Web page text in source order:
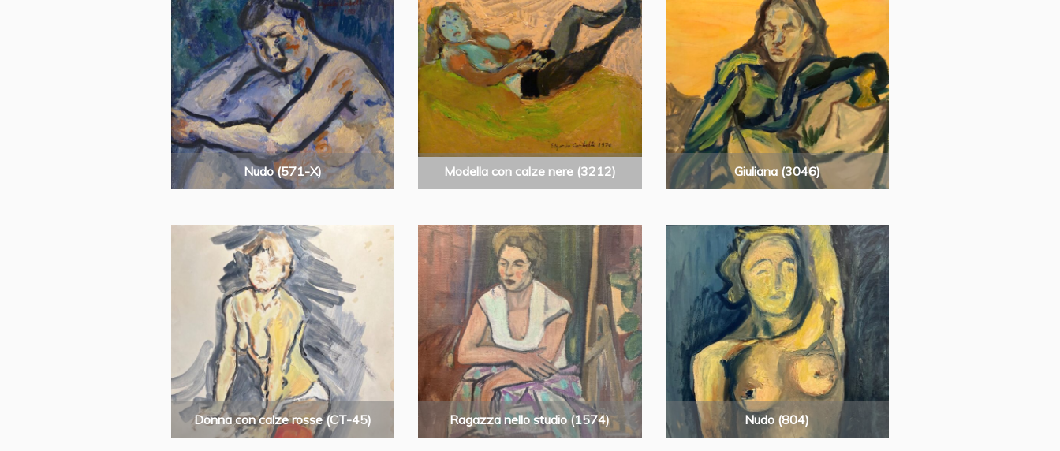
Nudo (571-X) Modella con calze nere (3212) Giuliana (3046)
Donna con calze rosse (CT-45) Ragazza nello studio (1574) Nudo (804)